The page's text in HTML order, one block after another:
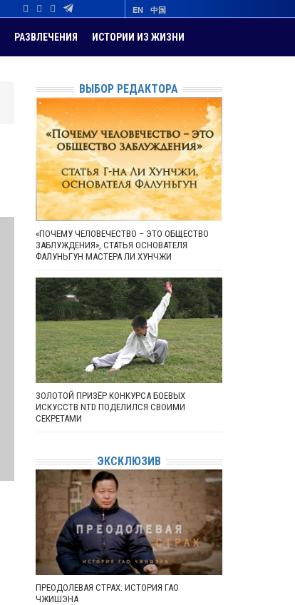
EN 中国
РАЗВЛЕЧЕНИЯ ИСТОРИИ ИЗ ЖИЗНИ
ВЫБОР РЕДАКТОРА
«ПОЧЕМУ ЧЕЛОВЕЧЕСТВО – ЭТО ОБЩЕСТВО
ЗАБЛУЖДЕНИЯ», СТАТЬЯ ОСНОВАТЕЛЯ
ФАЛУНЬГУН МАСТЕРА ЛИ ХУНЧЖИ
ЗОЛОТОЙ ПРИЗЁР КОНКУРСА БОЕВЫХ
ИСКУССТВ NTD ПОДЕЛИЛСЯ СВОИМИ
СЕКРЕТАМИ
ЭКСКЛЮЗИВ
ПРЕОДОЛЕВАЯ СТРАХ: ИСТОРИЯ ГАО
ЧЖИШЭНА